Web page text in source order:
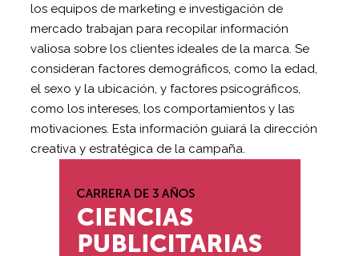
los equipos de marketing e investigación de
mercado trabajan para recopilar información
valiosa sobre los clientes ideales de la marca. Se
consideran factores demográficos, como la edad,
el sexo y la ubicación, y factores psicográficos,
como los intereses, los comportamientos y las
motivaciones. Esta información guiará la dirección
creativa y estratégica de la campaña.